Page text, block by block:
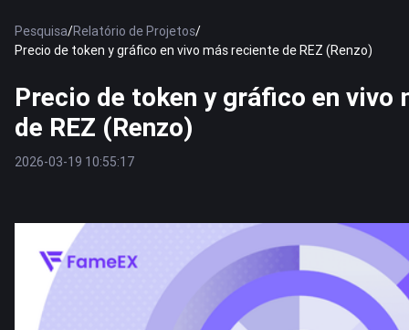
Pesquisa/Relatório de Projetos/
Precio de token y gráfico en vivo más reciente de REZ (Renzo)
Precio de token y gráfico en vivo
de REZ (Renzo)
2026-03-19 10:55:17